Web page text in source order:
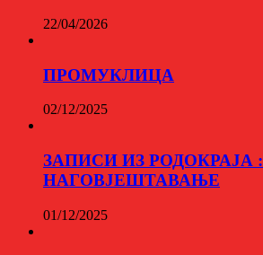
22/04/2026
ПРОМУКЛИЦА
02/12/2025
ЗАПИСИ ИЗ РОДОКРАЈА :
НАГОВЈЕШТАВАЊЕ
01/12/2025